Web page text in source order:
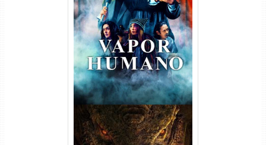
Vapor Humano 1ª Temporada
Torrent (2026) WEB-DL 1080p
Dual Áudio